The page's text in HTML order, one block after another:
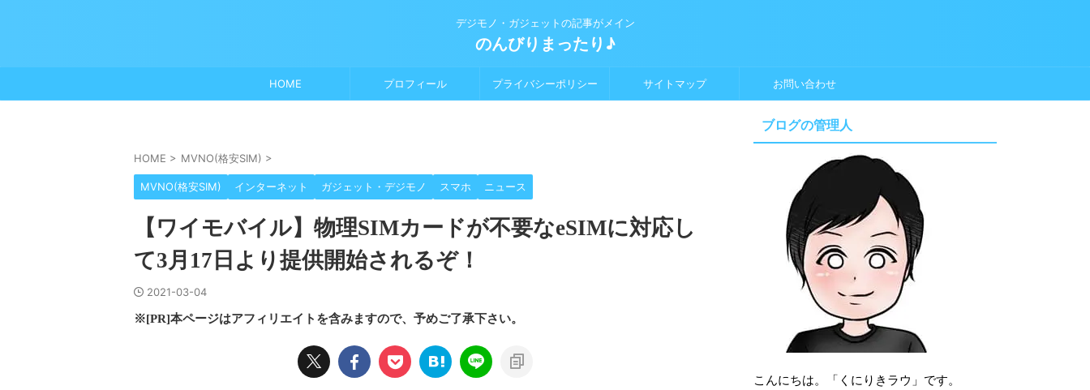
デジモノ・ガジェットの記事がメイン
のんびりまったり♪
HOME プロフィール プライバシーポリシー サイトマップ お問い合わせ
HOME > MVNO(格安SIM) >
MVNO(格安SIM) インターネット ガジェット・デジモノ スマホ ニュース
【ワイモバイル】物理SIMカードが不要なeSIMに対応し
て3月17日より提供開始されるぞ！
2021-03-04
※[PR]本ページはアフィリエイトを含みますので、予めご了承下さい。
ブログの管理人
こんにちは。「くにりきラウ」です。